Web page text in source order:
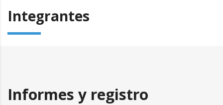
Integrantes
Informes y registro